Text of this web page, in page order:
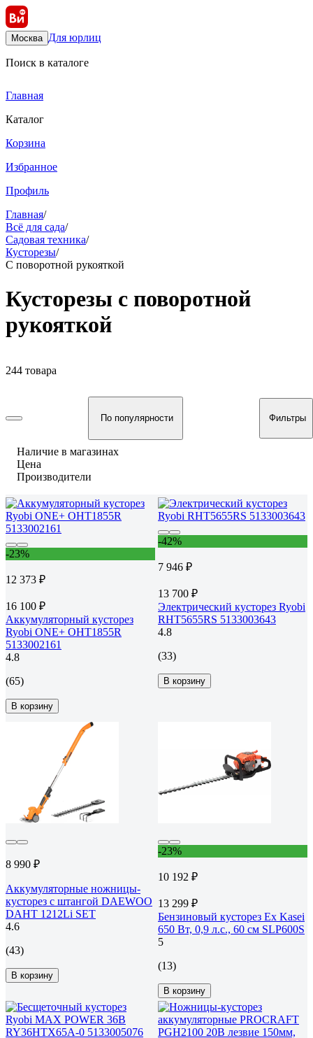
Москва Для юрлиц
Поиск в каталоге
Главная
Каталог
Корзина
Избранное
Профиль
Главная/
Всё для сада/
Садовая техника/
Кусторезы/
С поворотной рукояткой
Кусторезы с поворотной
рукояткой
244 товара
По популярности Фильтры
Наличие в магазинах
Цена
Производители
-23%
12 373 ₽
16 100 ₽
Аккумуляторный кусторез
Ryobi ONE+ OHT1855R
5133002161
4.8
(65)
В корзину
-42%
7 946 ₽
13 700 ₽
Электрический кусторез Ryobi
RHT5655RS 5133003643
4.8
(33)
В корзину
8 990 ₽
Аккумуляторные ножницы-
кусторез с штангой DAEWOO
DAHT 1212Li SET
4.6
(43)
В корзину
-23%
10 192 ₽
13 299 ₽
Бензиновый кусторез Ex Kasei
650 Вт, 0,9 л.с., 60 см SLP600S
5
(13)
В корзину